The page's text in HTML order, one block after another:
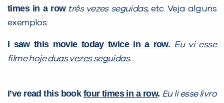
times in a row três vezes seguidas, etc. Veja alguns
exemplos:
I saw this movie today twice in a row. Eu vi esse
filme hojeduas vezes seguidas.
I’ve read this book four times in a row. Eu li esse livro